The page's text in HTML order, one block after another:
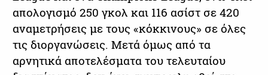
απολογισμό 250 γκολ και 116 ασίστ σε 420
αναμετρήσεις με τους «κόκκινους» σε όλες
τις διοργανώσεις. Μετά όμως από τα
αρνητικά αποτελέσματα του τελευταίου